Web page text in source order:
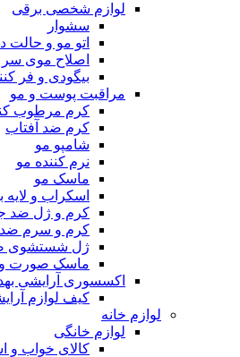
لوازم شخصی برقی
سشوار
اتو مو و حالت
اصلاح موی
بیگودی و فر
مراقبت پوست و مو
کرم مرطوب
کرم ضد آفتاب
شامپو مو
نرم کننده مو
ماسک مو
اسکراب و لایه
کرم و ژل ضد
کرم و سرم
ژل شستشوی
ماسک صورت و
اکسسوری آرایشی
کیف لوازم
لوازم خانه
لوازم خانگی
کالای خواب و